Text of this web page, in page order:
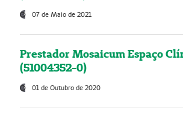
07 de Maio de 2021
Prestador Mosaicum Espaço
(51004352-0)
01 de Outubro de 2020